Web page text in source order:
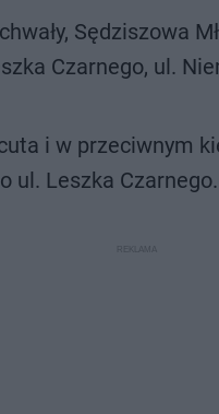
Sędziszowa
Czarnego, ul.
i w przeciwnym
ul. Leszka Czarnego.